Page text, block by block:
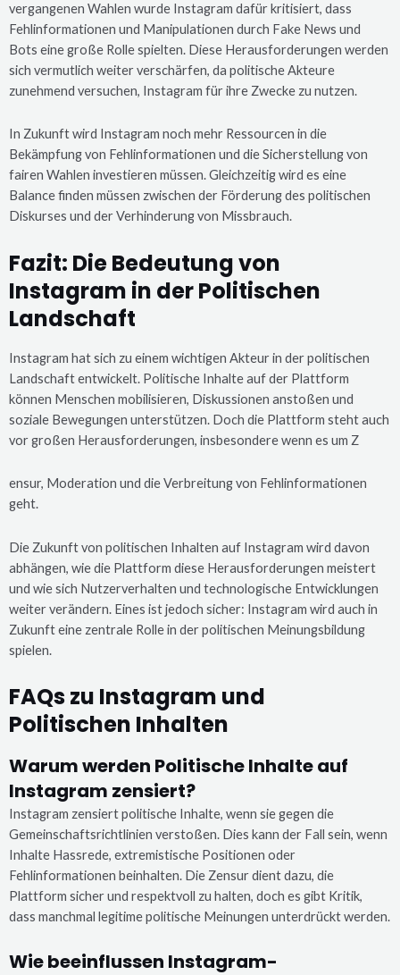
vergangenen Wahlen wurde Instagram dafür kritisiert, dass
Fehlinformationen und Manipulationen durch Fake News und
Bots eine große Rolle spielten. Diese Herausforderungen werden
sich vermutlich weiter verschärfen, da politische Akteure
zunehmend versuchen, Instagram für ihre Zwecke zu nutzen.
In Zukunft wird Instagram noch mehr Ressourcen in die
Bekämpfung von Fehlinformationen und die Sicherstellung von
fairen Wahlen investieren müssen. Gleichzeitig wird es eine
Balance finden müssen zwischen der Förderung des politischen
Diskurses und der Verhinderung von Missbrauch.
Fazit: Die Bedeutung von
Instagram in der Politischen
Landschaft
Instagram hat sich zu einem wichtigen Akteur in der politischen
Landschaft entwickelt. Politische Inhalte auf der Plattform
können Menschen mobilisieren, Diskussionen anstoßen und
soziale Bewegungen unterstützen. Doch die Plattform steht auch
vor großen Herausforderungen, insbesondere wenn es um Z
ensur, Moderation und die Verbreitung von Fehlinformationen
geht.
Die Zukunft von politischen Inhalten auf Instagram wird davon
abhängen, wie die Plattform diese Herausforderungen meistert
und wie sich Nutzerverhalten und technologische Entwicklungen
weiter verändern. Eines ist jedoch sicher: Instagram wird auch in
Zukunft eine zentrale Rolle in der politischen Meinungsbildung
spielen.
FAQs zu Instagram und
Politischen Inhalten
Warum werden Politische Inhalte auf
Instagram zensiert?
Instagram zensiert politische Inhalte, wenn sie gegen die
Gemeinschaftsrichtlinien verstoßen. Dies kann der Fall sein, wenn
Inhalte Hassrede, extremistische Positionen oder
Fehlinformationen beinhalten. Die Zensur dient dazu, die
Plattform sicher und respektvoll zu halten, doch es gibt Kritik,
dass manchmal legitime politische Meinungen unterdrückt werden.
Wie beeinflussen Instagram-